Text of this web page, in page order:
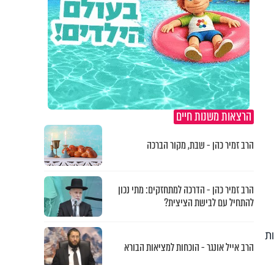
הרצאות משנות חיים
הרב זמיר כהן - שבת, מקור הברכה
הרב זמיר כהן - הדרכה למתחזקים: מתי נכון
להתחיל עם לבישת הציצית?
הרב אייל אונגר - הוכחות למציאות הבורא